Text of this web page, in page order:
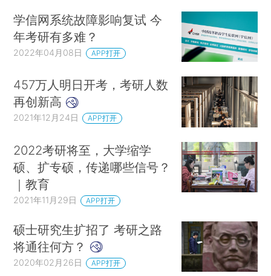
学信网系统故障影响复试 今
年考研有多难？
2022年04月08日 APP打开
457万人明日开考，考研人数
再创新高
2021年12月24日 APP打开
2022考研将至，大学缩学
硕、扩专硕，传递哪些信号？
｜教育
2021年11月29日 APP打开
硕士研究生扩招了 考研之路
将通往何方？
2020年02月26日 APP打开